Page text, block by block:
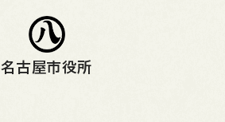
名古屋市役所